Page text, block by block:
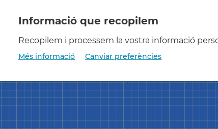
06/08/2026
Recopilem i processem la vostra informació
Més informació Canviar preferències